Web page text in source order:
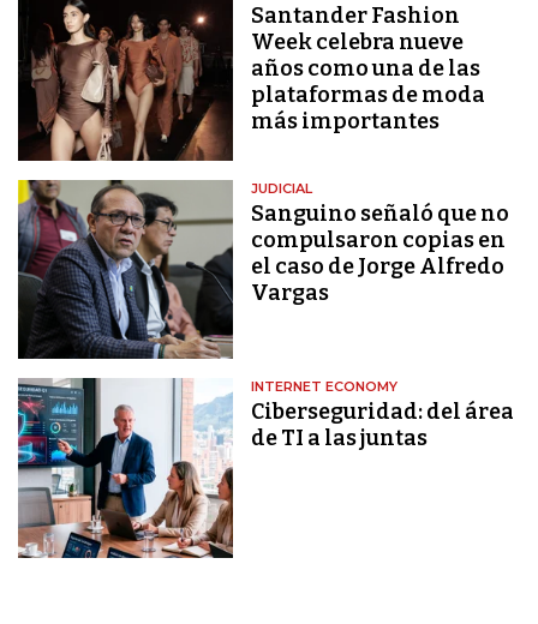
Santander Fashion
Week celebra nueve
años como una de las
plataformas de moda
más importantes
JUDICIAL
Sanguino señaló que no
compulsaron copias en
el caso de Jorge Alfredo
Vargas
INTERNET ECONOMY
Ciberseguridad: del área
de TI a las juntas